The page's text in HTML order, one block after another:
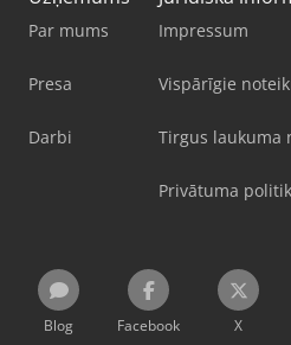
Par mums
Presa
Darbi
Impressum
Vispārīgie
Tirgus laukuma
Privātuma
Blog Facebook X